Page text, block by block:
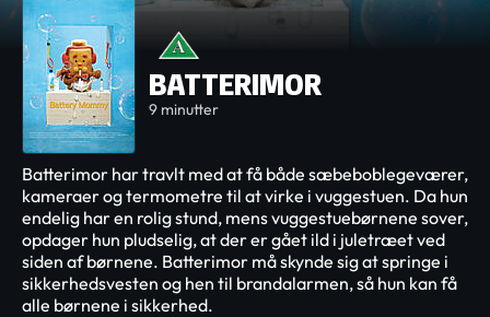
BATTERIMOR
9 minutter
Batterimor har travlt med at få både sæbeboblegeværer,
kameraer og termometre til at virke i vuggestuen. Da hun
endelig har en rolig stund, mens vuggestuebørnene sover,
opdager hun pludselig, at der er gået ild i juletræet ved
siden af børnene. Batterimor må skynde sig at springe i
sikkerhedsvesten og hen til brandalarmen, så hun kan få
alle børnene i sikkerhed.